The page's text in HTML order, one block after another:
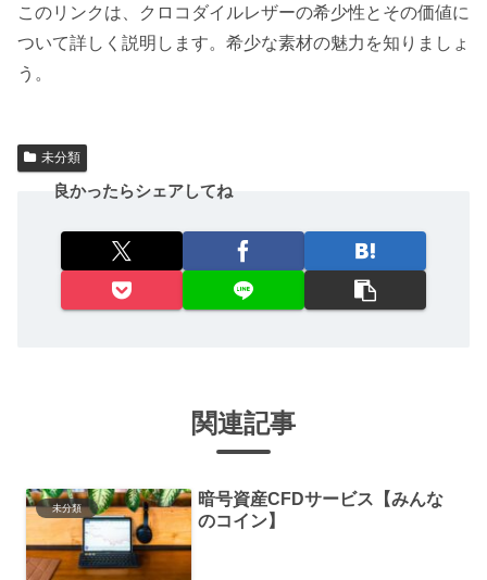
このリンクは、クロコダイルレザーの希少性とその価値に
ついて詳しく説明します。希少な素材の魅力を知りましょ
う。
未分類
良かったらシェアしてね
関連記事
未分類
暗号資産CFDサービス【みんな
のコイン】